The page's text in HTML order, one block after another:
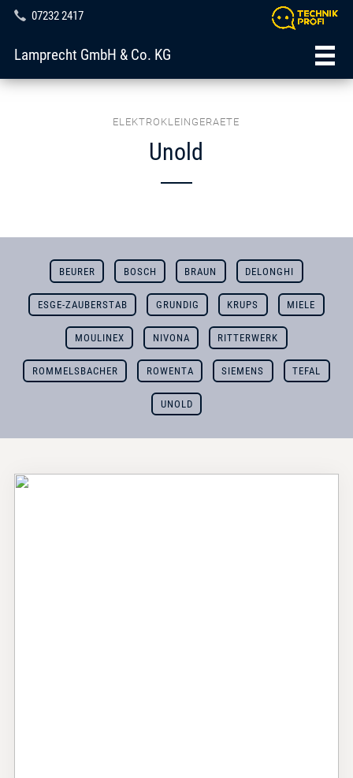
07232 2417
Lamprecht GmbH & Co. KG
ELEKTROKLEINGERAETE
Unold
BEURER BOSCH BRAUN DELONGHI
ESGE-ZAUBERSTAB GRUNDIG KRUPS MIELE
MOULINEX NIVONA RITTERWERK
ROMMELSBACHER ROWENTA SIEMENS TEFAL
UNOLD